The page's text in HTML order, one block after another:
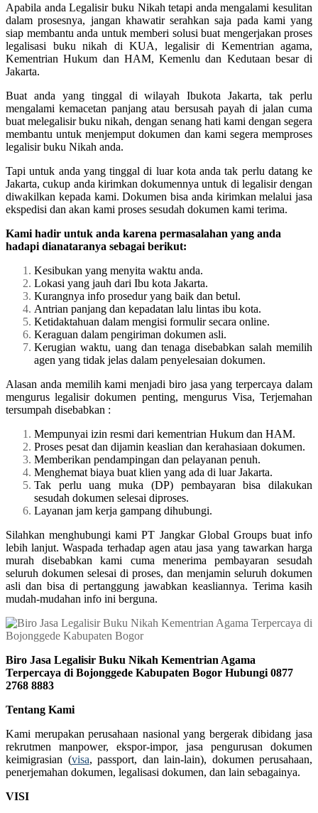
Apabila anda Legalisir buku Nikah tetapi anda mengalami kesulitan
dalam prosesnya, jangan khawatir serahkan saja pada kami yang
siap membantu anda untuk memberi solusi buat mengerjakan proses
legalisasi buku nikah di KUA, legalisir di Kementrian agama,
Kementrian Hukum dan HAM, Kemenlu dan Kedutaan besar di
Jakarta.
Buat anda yang tinggal di wilayah Ibukota Jakarta, tak perlu
mengalami kemacetan panjang atau bersusah payah di jalan cuma
buat melegalisir buku nikah, dengan senang hati kami dengan segera
membantu untuk menjemput dokumen dan kami segera memproses
legalisir buku Nikah anda.
Tapi untuk anda yang tinggal di luar kota anda tak perlu datang ke
Jakarta, cukup anda kirimkan dokumennya untuk di legalisir dengan
diwakilkan kepada kami. Dokumen bisa anda kirimkan melalui jasa
ekspedisi dan akan kami proses sesudah dokumen kami terima.
Kami hadir untuk anda karena permasalahan yang anda
hadapi dianataranya sebagai berikut:
Kesibukan yang menyita waktu anda.
Lokasi yang jauh dari Ibu kota Jakarta.
Kurangnya info prosedur yang baik dan betul.
Antrian panjang dan kepadatan lalu lintas ibu kota.
Ketidaktahuan dalam mengisi formulir secara online.
Keraguan dalam pengiriman dokumen asli.
Kerugian waktu, uang dan tenaga disebabkan salah memilih
agen yang tidak jelas dalam penyelesaian dokumen.
Alasan anda memilih kami menjadi biro jasa yang terpercaya dalam
mengurus legalisir dokumen penting, mengurus Visa, Terjemahan
tersumpah disebabkan :
Mempunyai izin resmi dari kementrian Hukum dan HAM.
Proses pesat dan dijamin keaslian dan kerahasiaan dokumen.
Memberikan pendampingan dan pelayanan penuh.
Menghemat biaya buat klien yang ada di luar Jakarta.
Tak perlu uang muka (DP) pembayaran bisa dilakukan
sesudah dokumen selesai diproses.
Layanan jam kerja gampang dihubungi.
Silahkan menghubungi kami PT Jangkar Global Groups buat info
lebih lanjut. Waspada terhadap agen atau jasa yang tawarkan harga
murah disebabkan kami cuma menerima pembayaran sesudah
seluruh dokumen selesai di proses, dan menjamin seluruh dokumen
asli dan bisa di pertanggung jawabkan keasliannya. Terima kasih
mudah-mudahan info ini berguna.
Biro Jasa Legalisir Buku Nikah Kementrian Agama
Terpercaya di Bojonggede Kabupaten Bogor Hubungi 0877
2768 8883
Tentang Kami
Kami merupakan perusahaan nasional yang bergerak dibidang jasa
rekrutmen manpower, ekspor-impor, jasa pengurusan dokumen
keimigrasian (visa, passport, dan lain-lain), dokumen perusahaan,
penerjemahan dokumen, legalisasi dokumen, dan lain sebagainya.
VISI